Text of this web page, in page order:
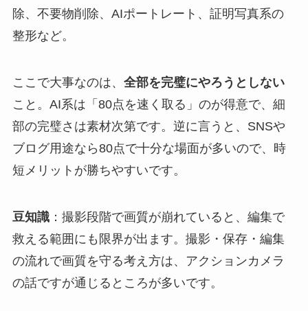
除、不要物削除、AIポートレート、証明写真系の
整形など。
ここで大事なのは、 全部を完璧にやろうとしない
こと。AI系は「80点を速く取る」のが得意で、細
部の完璧さは素材次第です。逆に言うと、SNSや
ブログ用途なら80点で十分な場面が多いので、時
短メリットが勝ちやすいです。
豆知識：撮影段階で画質が崩れていると、編集で
救える範囲にも限界が出ます。撮影・保存・編集
の流れで画質を守る考え方は、アクションカメラ
の話ですが通じるところが多いです。